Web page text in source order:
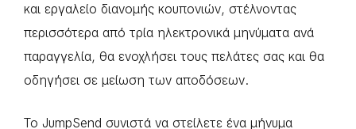
και εργαλείο διανομής κουπονιών, στέλνοντας
περισσότερα από τρία ηλεκτρονικά μηνύματα ανά
παραγγελία, θα ενοχλήσει τους πελάτες σας και θα
οδηγήσει σε μείωση των αποδόσεων.
Το JumpSend συνιστά να στείλετε ένα μήνυμα